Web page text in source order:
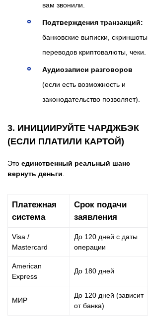
вам звонили.
Подтверждения транзакций:
банковские выписки, скриншоты
переводов криптовалюты, чеки.
Аудиозаписи разговоров
(если есть возможность и
законодательство позволяет).
3. ИНИЦИИРУЙТЕ ЧАРДЖБЭК
(ЕСЛИ ПЛАТИЛИ КАРТОЙ)
Это единственный реальный шанс
вернуть деньги
Платежная
система
Срок подачи
заявления
Visa /
Mastercard
До 120 дней с даты
операции
American
Express
До 180 дней
МИР
До 120 дней (зависит
от банка)